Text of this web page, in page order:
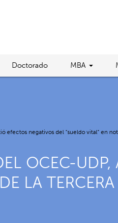
Doctorado MBA
efectos negativos del “sueldo vital” en
OCEC-
LA TERCERA